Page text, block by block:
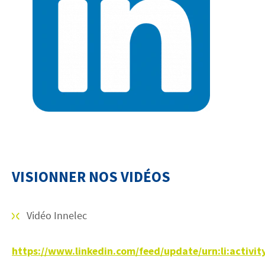
VISIONNER NOS VIDÉOS
Vidéo Innelec
https://www.linkedin.com/feed/update/